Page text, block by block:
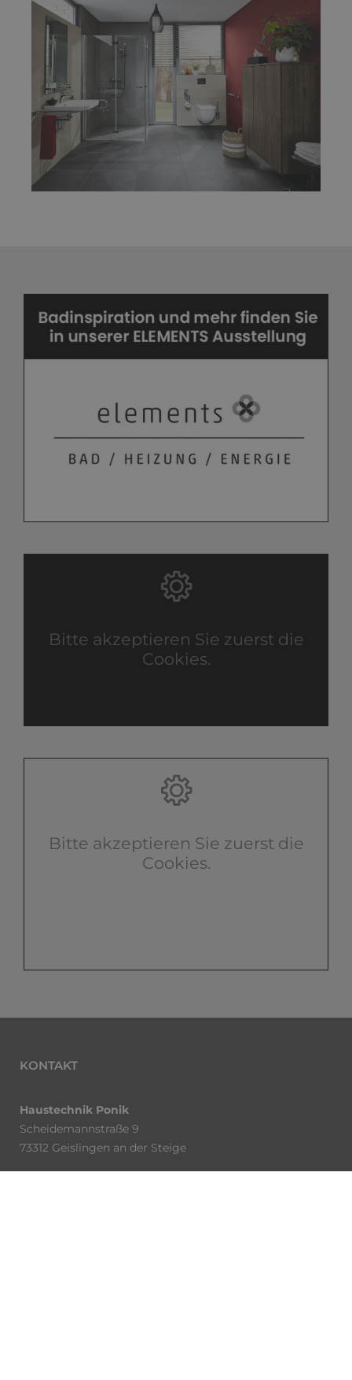
Bitte akzeptieren Sie zuerst die
Cookies.
Bitte akzeptieren Sie zuerst die
Cookies.
KONTAKT
Haustechnik Ponik
Scheidemannstraße 9
73312 Geislingen an der Steige